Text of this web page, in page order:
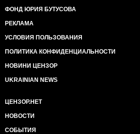
ФОНД ЮРИЯ БУТУСОВА
РЕКЛАМА
УСЛОВИЯ ПОЛЬЗОВАНИЯ
ПОЛИТИКА КОНФИДЕНЦИАЛЬНОСТИ
НОВИНИ ЦЕНЗОР
UKRAINIAN NEWS
ЦЕНЗОР.НЕТ
НОВОСТИ
СОБЫТИЯ